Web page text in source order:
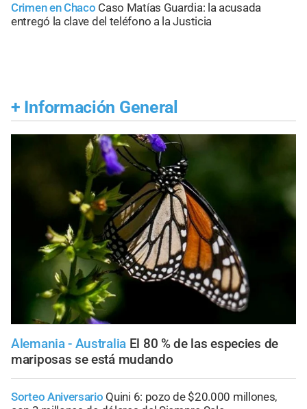
Crimen en Chaco Caso Matías Guardia: la acusada
entregó la clave del teléfono a la Justicia
+ Información General
Alemania - Australia El 80 % de las especies de
mariposas se está mudando
Sorteo Aniversario Quini 6: pozo de $20.000 millones,